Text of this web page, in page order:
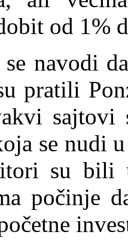
od 1%
navodi
pratili
se nudi
su bili
počinje